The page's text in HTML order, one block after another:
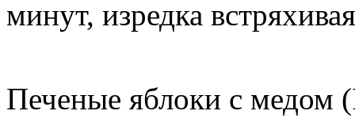
минут, изредка
Печеные яблоки с медом